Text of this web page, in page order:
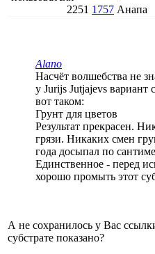
2251 1757 Анапа
Alano
Насчёт волшебства не
у Jurijs Jutjajevs вариант
вот таком:
Грунт для цветов
Результат прекрасен.
грязи. Никаких смен
года досыпал по
Единственное - перед
хорошо промыть этот
А не сохранилось у Вас
субстрате показано?